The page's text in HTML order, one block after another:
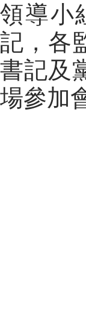
領導小
記，各
書記及
場參加